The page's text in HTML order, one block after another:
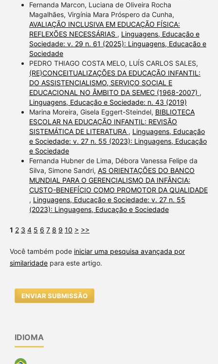
Fernanda Marcon, Luciana de Oliveira Rocha
Magalhães, Virgínia Mara Próspero da Cunha,
AVALIAÇÃO INCLUSIVA EM EDUCAÇÃO FÍSICA:
REFLEXÕES NECESSÁRIAS , Linguagens, Educação e
Sociedade: v. 29 n. 61 (2025): Linguagens, Educação e
Sociedade
PEDRO THIAGO COSTA MELO, LUÍS CARLOS SALES,
(RE)CONCEITUALIZAÇÕES DA EDUCAÇÃO INFANTIL:
DO ASSISTENCIALISMO, SERVIÇO SOCIAL E
EDUCACIONAL NO ÂMBITO DA SEMEC (1968-2007) ,
Linguagens, Educação e Sociedade: n. 43 (2019)
Marina Moreira, Gisela Eggert-Steindel, BIBLIOTECA
ESCOLAR NA EDUCAÇÃO INFANTIL: REVISÃO
SISTEMÁTICA DE LITERATURA , Linguagens, Educação
e Sociedade: v. 27 n. 55 (2023): Linguagens, Educação
e Sociedade
Fernanda Hubner de Lima, Débora Vanessa Felipe da
Silva, Simone Sandri, AS ORIENTAÇÕES DO BANCO
MUNDIAL PARA O GERENCIALISMO DA INFÂNCIA:
CUSTO-BENEFÍCIO COMO PROMOTOR DA QUALIDADE
, Linguagens, Educação e Sociedade: v. 27 n. 55
(2023): Linguagens, Educação e Sociedade
1 2 3 4 5 6 7 8 9 10 > >>
Você também pode iniciar uma pesquisa avançada por
similaridadepara este artigo.
ENVIAR SUBMISSÃO
IDIOMA